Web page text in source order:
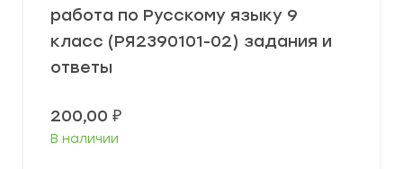
работа по Русскому языку 9
класс (РЯ2390101-02) задания и
ответы
200,00 ₽
В наличии